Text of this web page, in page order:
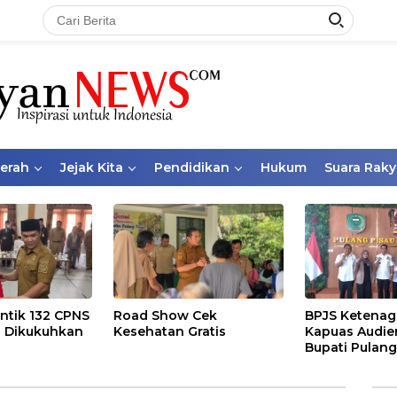
Jejak Kita Pendidikan Hukum Suara
132 CPNS
Dikukuhkan
Road Show Cek
Kesehatan Gratis
BPJS
Kapuas
Bupati